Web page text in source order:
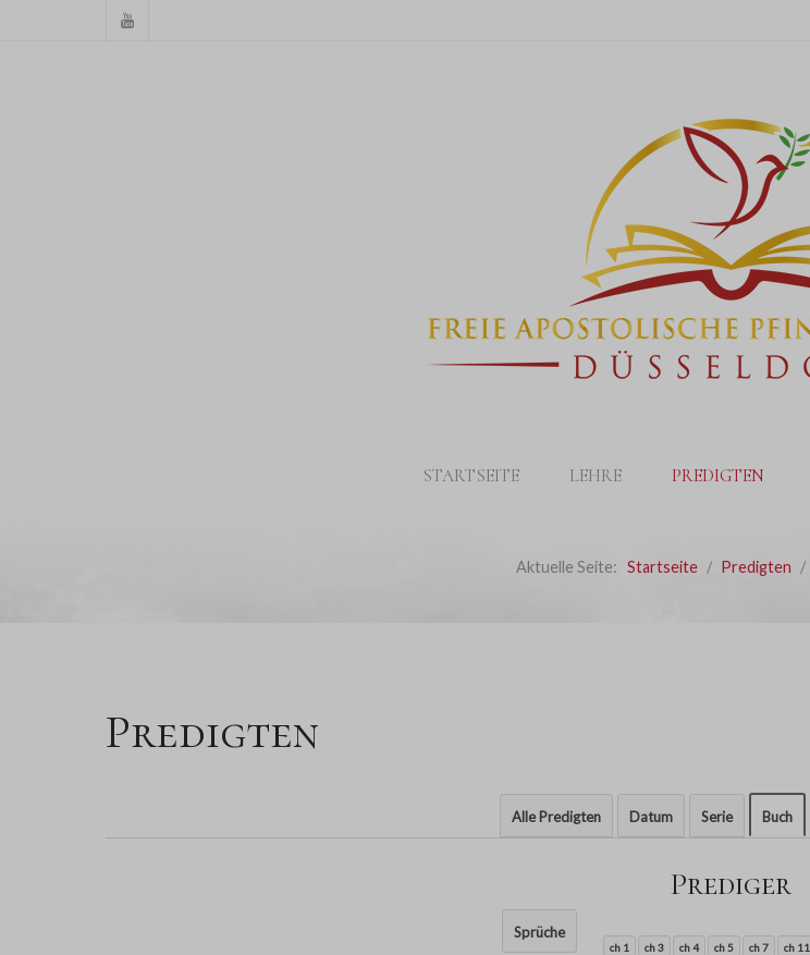
STARTSEITE LEHRE PREDIGTEN
Aktuelle Seite: Startseite Predigten
Predigten
Alle Predigten Datum Serie Buch
Sprüche
Prediger
ch 1 ch 3 ch 4 ch 5 ch 7 ch 11